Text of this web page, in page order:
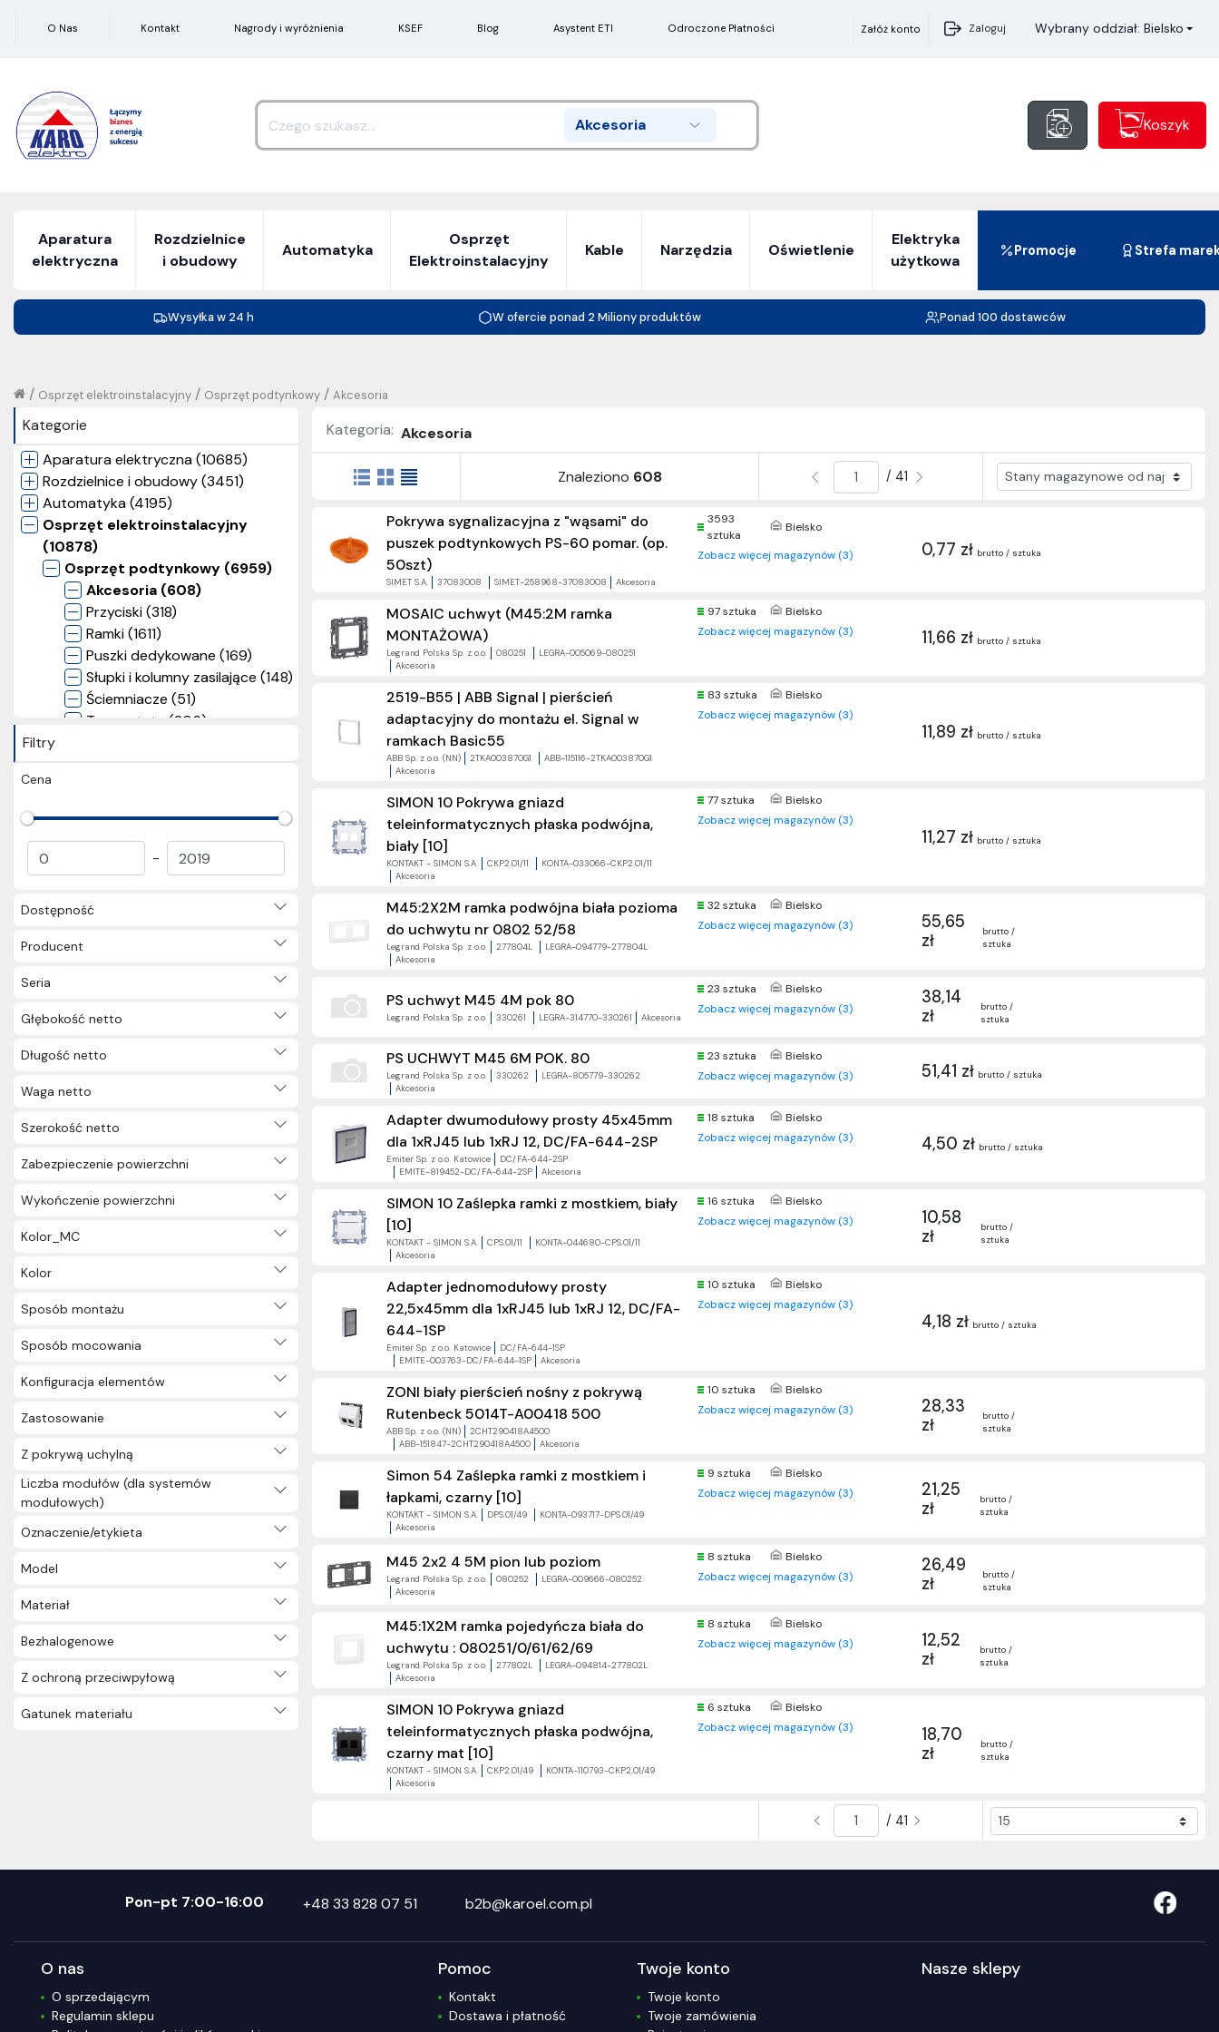
O Nas Kontakt Nagrody i wyróżnienia KSEF Blog Asystent ETI Odroczone Płatności Załóż konto Zaloguj Wybrany oddział: Bielsko
Akcesoria
Search Koszyk
Aparatura
elektryczna
Rozdzielnice
i obudowy
Automatyka
Osprzęt
Elektroinstalacyjny
Kable Narzędzia Oświetlenie
Elektryka
użytkowa
Promocje Strefa
Wysyłka w 24 h W ofercie ponad 2 Miliony produktów Ponad 100 dostawców
Akcesoria
/
Osprzęt podtynkowy
/
Osprzęt elektroinstalacyjny
/
Kategorie
Aparatura elektryczna (10685)
Rozdzielnice i obudowy (3451)
Automatyka (4195)
Osprzęt elektroinstalacyjny
(10878)
Osprzęt podtynkowy (6959)
Akcesoria (608)
Przyciski (318)
Ramki (1611)
Puszki dedykowane (169)
Słupki i kolumny zasilające (148)
Ściemniacze (51)
Termostaty (206)
Łączniki (712)
Gniazda głośnikowe (151)
Oprawy schodowe (82)
Gniazdo światłowodowe (10)
paneli dotykowych (7)
Osprzęt natynkowy (3784)
Kable (6098)
Oświetlenie (2965)
Elektryka użytkowa (3231)
Inne (2)
Filtry
Cena
-
Dostępność
Producent
Seria
Głębokość netto
Długość netto
Waga netto
Szerokość netto
Zabezpieczenie powierzchni
Wykończenie powierzchni
Kolor_MC
Kolor
Sposób montażu
Sposób mocowania
Konfiguracja elementów
Zastosowanie
Z pokrywą uchylną
Liczba modułów (dla systemów
modułowych)
Oznaczenie/etykieta
Model
Materiał
Bezhalogenowe
Z ochroną przeciwpyłową
Gatunek materiału
Kategoria: Akcesoria
Znaleziono 608 / 41
Pokrywa sygnalizacyjna z "wąsami" do
puszek podtynkowych PS-60 pomar. (op.
50szt)
SIMET S.A. 37083008 SIMET-258968-37083008 Akcesoria
3593
sztuka
Bielsko
Zobacz więcej magazynów (3)
0,77 zł brutto / sztuka
MOSAIC uchwyt (M45:2M ramka
MONTAŻOWA)
Legrand Polska Sp. z o.o. 080251
LEGRA-005069-080251
Akcesoria
97 sztuka
Bielsko
Zobacz więcej magazynów (3)
11,66 zł brutto / sztuka
2519-B55 | ABB Signal | pierścień
adaptacyjny do montażu el. Signal w
ramkach Basic55
ABB Sp. z o.o. (NN) 2TKA003870G1
ABB-115116-2TKA003870G1
Akcesoria
83 sztuka
Bielsko
Zobacz więcej magazynów (3)
11,89 zł brutto / sztuka
SIMON 10 Pokrywa gniazd
teleinformatycznych płaska podwójna,
biały [10]
KONTAKT - SIMON S.A. CKP2.01/11
KONTA-033066-CKP2.01/11
Akcesoria
77 sztuka
Bielsko
Zobacz więcej magazynów (3)
11,27 zł brutto / sztuka
M45:2X2M ramka podwójna biała pozioma
do uchwytu nr 0802 52/58
Legrand Polska Sp. z o.o. 277804L
LEGRA-094779-277804L
Akcesoria
32 sztuka
Bielsko
Zobacz więcej magazynów (3)
55,65
zł
brutto /
sztuka
PS uchwyt M45 4M pok 80
Legrand Polska Sp. z o.o. 330261 LEGRA-314770-330261 Akcesoria
23 sztuka
Bielsko
Zobacz więcej magazynów (3)
38,14
zł
brutto /
sztuka
PS UCHWYT M45 6M POK. 80
Legrand Polska Sp. z o.o. 330262
LEGRA-805779-330262
Akcesoria
23 sztuka
Bielsko
Zobacz więcej magazynów (3)
51,41 zł brutto / sztuka
Adapter dwumodułowy prosty 45x45mm
dla 1xRJ45 lub 1xRJ 12, DC/FA-644-2SP
Emiter Sp. z o.o. Katowice
DC/FA-644-2SP
EMITE-819452-DC/FA-644-2SP
Akcesoria
18 sztuka
Bielsko
Zobacz więcej magazynów (3)
4,50 zł brutto / sztuka
SIMON 10 Zaślepka ramki z mostkiem, biały
[10]
KONTAKT - SIMON S.A. CPS.01/11
KONTA-044680-CPS.01/11
Akcesoria
16 sztuka
Bielsko
Zobacz więcej magazynów (3)
10,58
zł
brutto /
sztuka
Adapter jednomodułowy prosty
22,5x45mm dla 1xRJ45 lub 1xRJ 12, DC/FA-
644-1SP
Emiter Sp. z o.o. Katowice
DC/FA-644-1SP
EMITE-003763-DC/FA-644-1SP
Akcesoria
10 sztuka
Bielsko
Zobacz więcej magazynów (3)
4,18 zł brutto / sztuka
ZONI biały pierścień nośny z pokrywą
Rutenbeck 5014T-A00418 500
ABB Sp. z o.o. (NN)
2CHT290418A4500
ABB-151847-2CHT290418A4500
Akcesoria
10 sztuka
Bielsko
Zobacz więcej magazynów (3)
28,33
zł
brutto /
sztuka
Simon 54 Zaślepka ramki z mostkiem i
łapkami, czarny [10]
KONTAKT - SIMON S.A. DPS.01/49
KONTA-093717-DPS.01/49
Akcesoria
9 sztuka
Bielsko
Zobacz więcej magazynów (3)
21,25
zł
brutto /
sztuka
M45 2x2 4 5M pion lub poziom
Legrand Polska Sp. z o.o. 080252
LEGRA-009666-080252
Akcesoria
8 sztuka
Bielsko
Zobacz więcej magazynów (3)
26,49
zł
brutto /
sztuka
M45:1X2M ramka pojedyńcza biała do
uchwytu : 080251/0/61/62/69
Legrand Polska Sp. z o.o. 277802L
LEGRA-094814-277802L
Akcesoria
8 sztuka
Bielsko
Zobacz więcej magazynów (3)
12,52
zł
brutto /
sztuka
SIMON 10 Pokrywa gniazd
teleinformatycznych płaska podwójna,
czarny mat [10]
KONTAKT - SIMON S.A. CKP2.01/49
KONTA-110793-CKP2.01/49
Akcesoria
6 sztuka
Bielsko
Zobacz więcej magazynów (3)
18,70
zł
brutto /
sztuka
/ 41
Pon-pt 7:00-16:00 +48 33 828 07 51 b2b@karoel.com.pl
O nas
O sprzedającym
Regulamin sklepu
Pomoc
Kontakt
Dostawa i płatność
Twoje konto
Twoje konto
Twoje zamówienia
Nasze sklepy